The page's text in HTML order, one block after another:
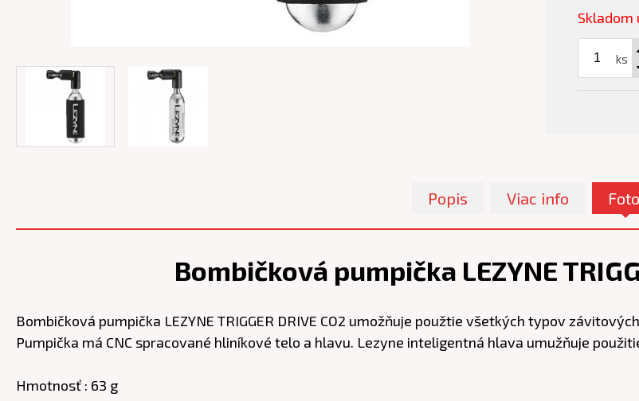
Skladom
ks
Popis Viac info Foto
Bombičková pumpička LEZYNE
Bombičková pumpička LEZYNE TRIGGER DRIVE CO2 umožňuje použtie všetkých typov
Pumpička má CNC spracované hliníkové telo a hlavu. Lezyne inteligentná hlava umužňuje
Hmotnosť : 63 g